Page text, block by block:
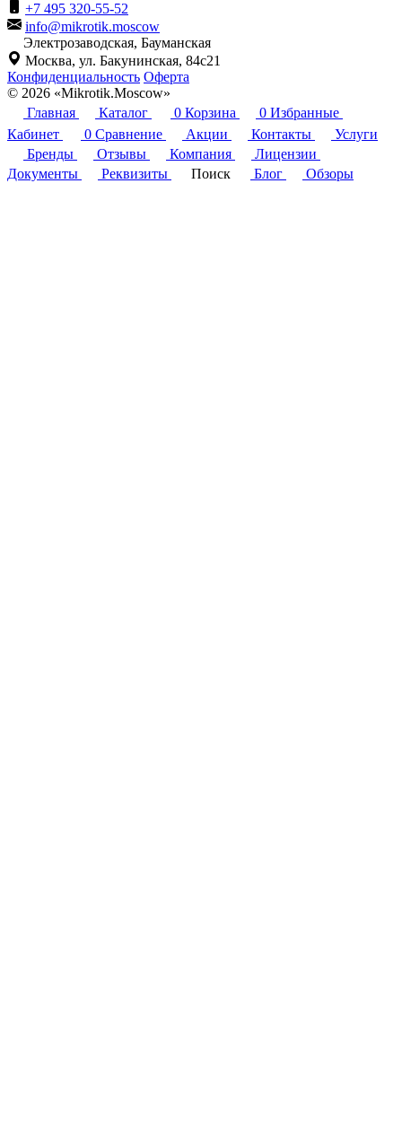
+7 495 320-55-52
info@mikrotik.moscow
Электрозаводская, Бауманская
Москва, ул. Бакунинская, 84с21
Конфиденциальность Оферта
© 2026 «Mikrotik.Moscow»
Главная
Каталог 0 Корзина 0 Избранные
Кабинет
0 Сравнение Акции Контакты
Услуги
Бренды
Отзывы Компания
Лицензии
Документы
Реквизиты Поиск Блог Обзоры